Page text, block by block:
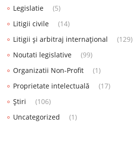
Legislatie
(5)
Litigii civile
(14)
Litigii și arbitraj internațional
(129)
Noutati legislative
(99)
Organizatii Non-Profit
(1)
Proprietate intelectuală
(17)
Știri
(106)
Uncategorized
(1)